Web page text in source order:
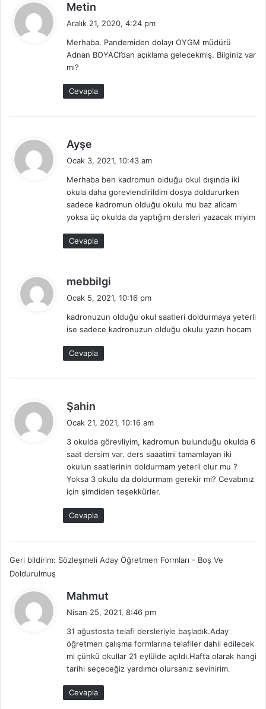
Metin
e
i
k
:
Aralık 21, 2020, 4:24 pm
Merhaba. Pandemiden dolayı OYGM müdürü
Adnan BOYACI’dan açıklama gelecekmiş. Bilginiz var
mı?
Cevapla
Ayşe
i
k
i
Ocak 3, 2021, 10:43 am
Merhaba ben kadromun olduğu okul dışında iki
okula daha gorevlendirildim dosya doldururken
sadece kadromun olduğu okulu mu baz alicam
yoksa üç okulda da yaptığım dersleri yazacak miyim
Cevapla
mebbilgi
e
k
Ocak 5, 2021, 10:16 pm
kadronuzun olduğu okul saatleri doldurmaya yeterli
ise sadece kadronuzun olduğu okulu yazın hocam
Cevapla
Şahin
i
k
i
Ocak 21, 2021, 10:16 am
3 okulda görevliyim, kadromun bulunduğu okulda 6
saat dersim var. ders saaatimi tamamlayan iki
okulun saatlerinin doldurmam yeterli olur mu ?
Yoksa 3 okulu da doldurmam gerekir mi? Cevabınız
için şimdiden teşekkürler.
Cevapla
Geri bildirim: Sözleşmeli Aday Öğretmen Formları - Boş Ve
Doldurulmuş
Mahmut
e
i
k
i
Nisan 25, 2021, 8:46 pm
31 ağustosta telafi dersleriyle başladık.Aday
öğretmen çalışma formlarına telafiler dahil edilecek
mi çünkü okullar 21 eylülde açıldı.Hafta olarak hangi
tarihi seçeceğiz yardımcı olursanız sevinirim.
Cevapla